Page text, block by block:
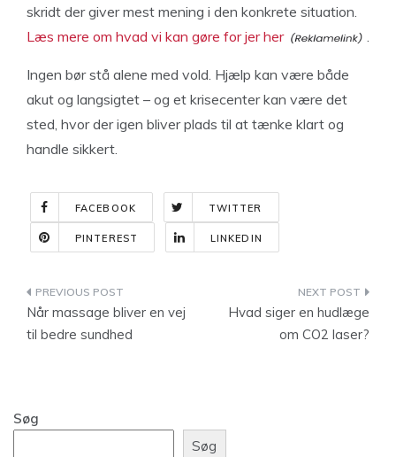
skridt der giver mest mening i den konkrete situation.
Læs mere om hvad vi kan gøre for jer her
Ingen bør stå alene med vold. Hjælp kan være både
akut og langsigtet – og et krisecenter kan være det
sted, hvor der igen bliver plads til at tænke klart og
handle sikkert.
FACEBOOK TWITTER
PINTEREST LINKEDIN
Indlægsnavigation
Når massage bliver en vej
til bedre sundhed
Hvad siger en hudlæge
om CO2 laser?
Søg
Søg